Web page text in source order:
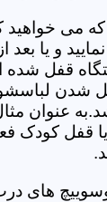
که می
و یا
قفل شده
شدن
عنوان
قفل کودک
های